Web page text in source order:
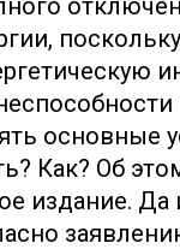
основные
Как? Об
издание. Да